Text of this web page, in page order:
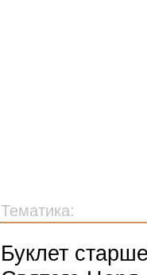
Тематика:
Буклет